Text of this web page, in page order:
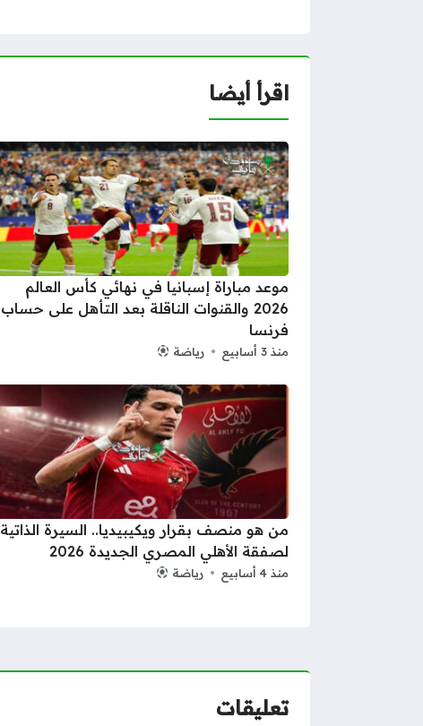
اقرأ أيضا
موعد مباراة إسبانيا في نهائي كأس العالم
2026 والقنوات الناقلة بعد التأهل على حساب
فرنسا
منذ 3 أسابيع رياضة
من هو منصف بقرار ويكيبيديا.. السيرة الذاتية
لصفقة الأهلي المصري الجديدة 2026
منذ 4 أسابيع رياضة
تعليقات